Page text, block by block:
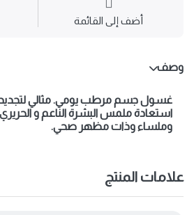
أضف إلى القائمة
وصف
غسول جسم مرطب يومي. مثالي لتجديد
استعادة ملمس البشرة الناعم و
وملساء وذات مظهر صحي.
علامات المنتج